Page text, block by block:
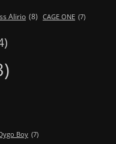
Alirio (8) CAGE ONE (7)
Boy (7)